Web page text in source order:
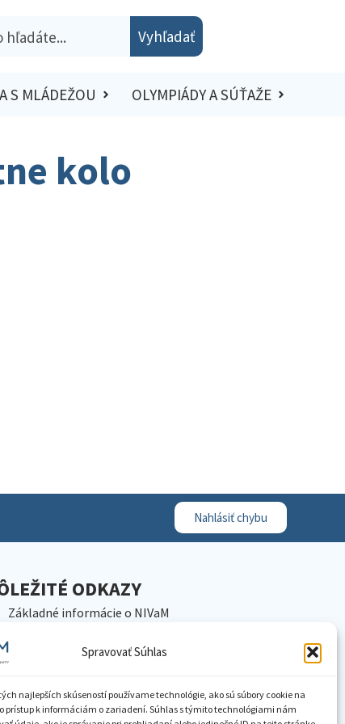
Spravovať Súhlas
najlepších skúseností používame technológie, ako sú súbory cookie na
prístup k informáciám o zariadení. Súhlas s týmito technológiami nám
Vyhľadať
S MLÁDEŽOU OLYMPIÁDY A SÚŤAŽE
kolo
Nahlásiť chybu
ODKAZY
Základné informácie o NIVaM
Kariéra
Pracoviská NIVaM